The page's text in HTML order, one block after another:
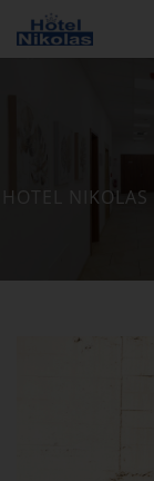
HOTEL NIKOLAS